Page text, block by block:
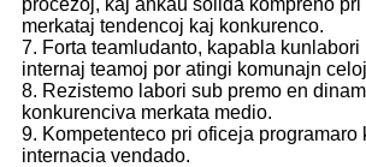
merkataj tendencoj kaj konkurenco.
7. Forta teamludanto, kapabla kunlabori
internaj teamoj por atingi komunajn
8. Rezistemo labori sub premo en
konkurenciva merkata medio.
9. Kompetenteco pri oficeja programaro
internacia vendado.